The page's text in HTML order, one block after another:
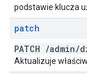
podstawie klucza
patch
PATCH /admin/
Aktualizuje